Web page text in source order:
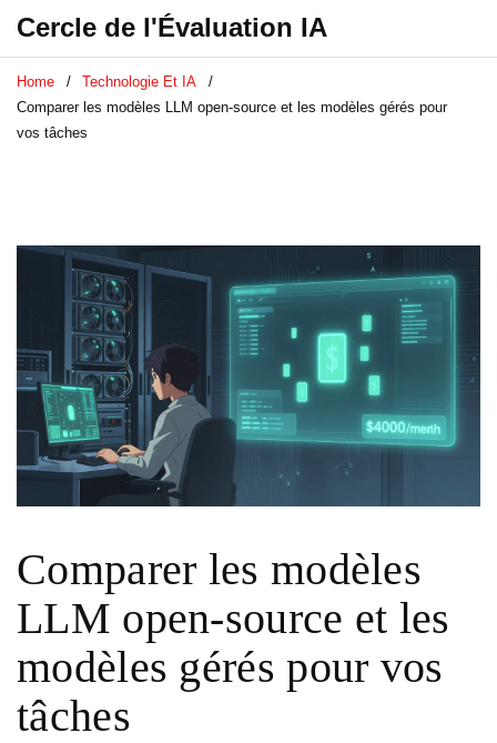
Cercle de l'Évaluation IA
Home
Technologie Et IA
Comparer les modèles LLM open-source et les modèles gérés pour
vos tâches
Comparer les modèles
LLM open-source et les
modèles gérés pour vos
tâches